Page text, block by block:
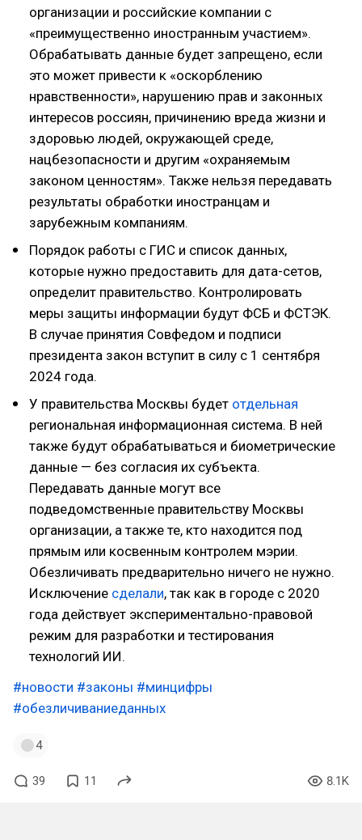
организации и российские компании с
«преимущественно иностранным участием».
Обрабатывать данные будет запрещено, если
это может привести к «оскорблению
нравственности», нарушению прав и законных
интересов россиян, причинению вреда жизни и
здоровью людей, окружающей среде,
нацбезопасности и другим «охраняемым
законом ценностям». Также нельзя передавать
результаты обработки иностранцам и
зарубежным компаниям.
Порядок работы с ГИС и список данных,
которые нужно предоставить для дата-сетов,
определит правительство. Контролировать
меры защиты информации будут ФСБ и ФСТЭК.
В случае принятия Совфедом и подписи
президента закон вступит в силу с 1 сентября
2024 года.
У правительства Москвы будет отдельная
региональная информационная система. В ней
также будут обрабатываться и биометрические
данные — без согласия их субъекта.
Передавать данные могут все
подведомственные правительству Москвы
организации, а также те, кто находится под
прямым или косвенным контролем мэрии.
Обезличивать предварительно ничего не нужно.
Исключение сделали, так как в городе с 2020
года действует экспериментально-правовой
режим для разработки и тестирования
технологий ИИ.
#новости #законы #минцифры
#обезличиваниеданных
4
39 11 8.1K